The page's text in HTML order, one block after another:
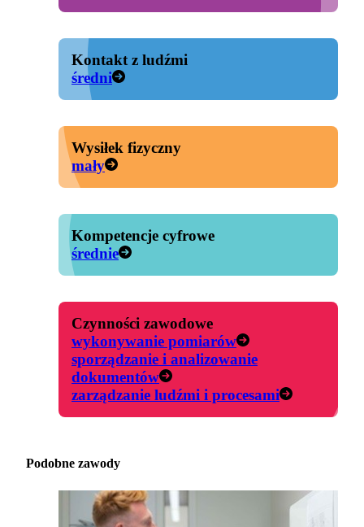
Kontakt z ludźmi
średni
Wysiłek fizyczny
mały
Kompetencje cyfrowe
średnie
Czynności zawodowe
wykonywanie pomiarów
sporządzanie i analizowanie
dokumentów
zarządzanie ludźmi i procesami
Podobne zawody